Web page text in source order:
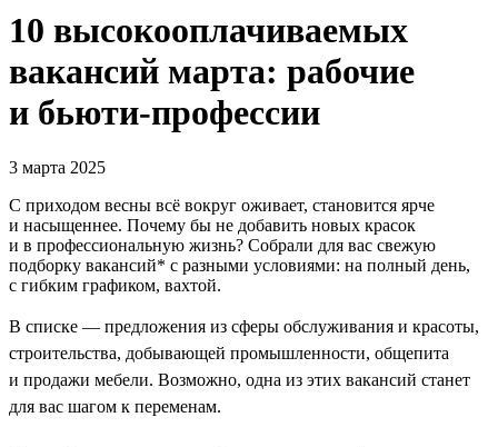
10 высокооплачиваемых
вакансий марта: рабочие
и бьюти-профессии
3 марта 2025
С приходом весны всё вокруг оживает, становится ярче
и насыщеннее. Почему бы не добавить новых красок
и в профессиональную жизнь? Собрали для вас свежую
подборку вакансий* с разными условиями: на полный день,
с гибким графиком, вахтой.
В списке — предложения из сферы обслуживания и красоты,
строительства, добывающей промышленности, общепита
и продажи мебели. Возможно, одна из этих вакансий станет
для вас шагом к переменам.